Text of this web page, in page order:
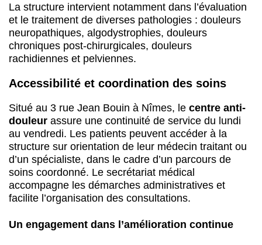
La structure intervient notamment dans l’évaluation
et le traitement de diverses pathologies : douleurs
neuropathiques, algodystrophies, douleurs
chroniques post-chirurgicales, douleurs
rachidiennes et pelviennes.
Accessibilité et coordination des soins
Situé au 3 rue Jean Bouin à Nîmes, le centre anti-
douleur assure une continuité de service du lundi
au vendredi. Les patients peuvent accéder à la
structure sur orientation de leur médecin traitant ou
d’un spécialiste, dans le cadre d’un parcours de
soins coordonné. Le secrétariat médical
accompagne les démarches administratives et
facilite l’organisation des consultations.
Un engagement dans l’amélioration continue